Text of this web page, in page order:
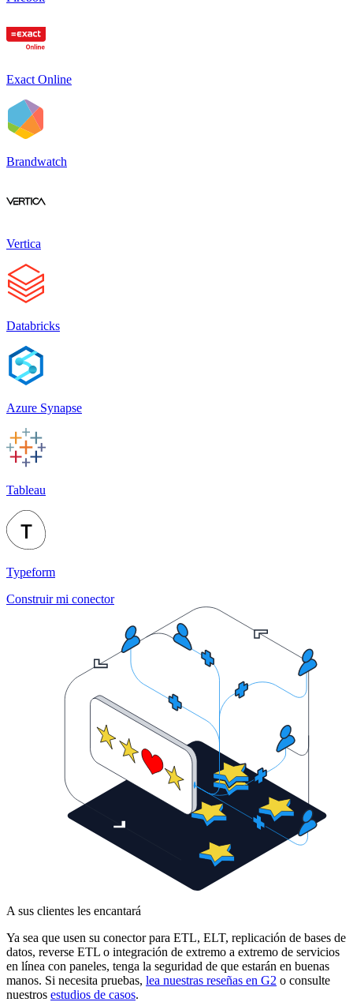
Exact Online
Brandwatch
Vertica
Databricks
Azure Synapse
Tableau
Typeform
Construir mi conector
A sus clientes les encantará
Ya sea que usen su conector para ETL, ELT, replicación de bases de
datos, reverse ETL o integración de extremo a extremo de servicios
en línea con paneles, tenga la seguridad de que estarán en buenas
manos. Si necesita pruebas, lea nuestras reseñas en G2 o consulte
nuestros estudios de casos.